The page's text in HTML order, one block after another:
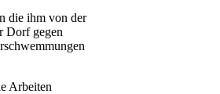
die ihm von der
Dorf gegen
Arbeiten